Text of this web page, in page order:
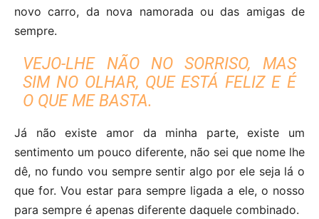
novo carro, da nova namorada ou das amigas de
sempre.
VEJO-LHE NÃO NO SORRISO, MAS
SIM NO OLHAR, QUE ESTÁ FELIZ E É
O QUE ME BASTA.
Já não existe amor da minha parte, existe um
sentimento um pouco diferente, não sei que nome lhe
dê, no fundo vou sempre sentir algo por ele seja lá o
que for. Vou estar para sempre ligada a ele, o nosso
para sempre é apenas diferente daquele combinado.